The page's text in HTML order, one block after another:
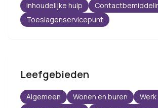
Inhoudelijke hulp
Toeslagenservicepunt
Leefgebieden
Algemeen Wonen en buren